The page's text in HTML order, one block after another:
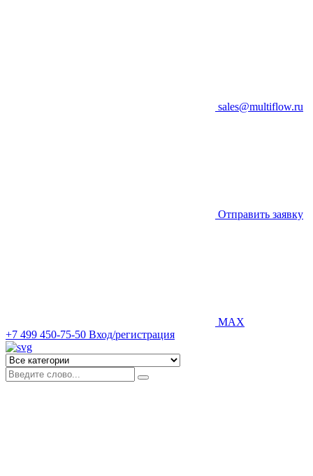
sales@multiflow.ru
Отправить заявку
MAX
+7 499 450-75-50 Вход/регистрация